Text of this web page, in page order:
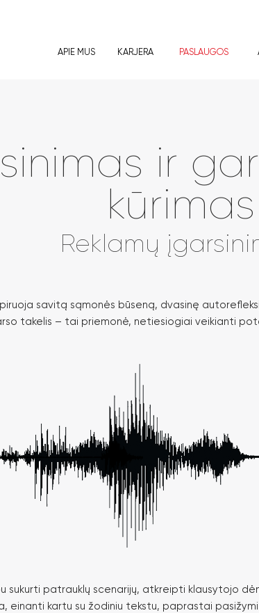
APIE MUS KARJERA PASLAUGOS
ir
kūrimas
Reklamų
savitą sąmonės būseną, dvasinę
takelis – tai priemonė, netiesiogiai veikianti
sukurti patrauklų scenarijų, atkreipti klausytojo
einanti kartu su žodiniu tekstu, paprastai